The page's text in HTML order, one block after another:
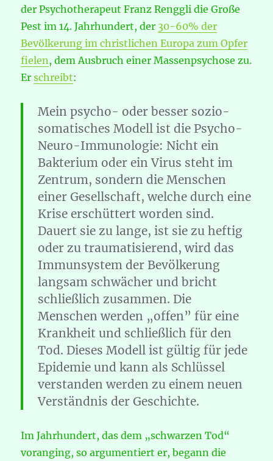
der Psychotherapeut Franz Renggli die Große
Pest im 14. Jahrhundert, der 30-60% der
Bevölkerung im christlichen Europa zum Opfer
fielen, dem Ausbruch einer Massenpsychose zu.
Erschreibt:
Mein psycho- oder besser sozio-
somatisches Modell ist die Psycho-
Neuro-Immunologie: Nicht ein
Bakterium oder ein Virus steht im
Zentrum, sondern die Menschen
einer Gesellschaft, welche durch eine
Krise erschüttert worden sind.
Dauert sie zu lange, ist sie zu heftig
oder zu traumatisierend, wird das
Immunsystem der Bevölkerung
langsam schwächer und bricht
schließlich zusammen. Die
Menschen werden „offen” für eine
Krankheit und schließlich für den
Tod. Dieses Modell ist gültig für jede
Epidemie und kann als Schlüssel
verstanden werden zu einem neuen
Verständnis der Geschichte.
Im Jahrhundert, das dem „schwarzen Tod“
voranging, so argumentiert er, begann die